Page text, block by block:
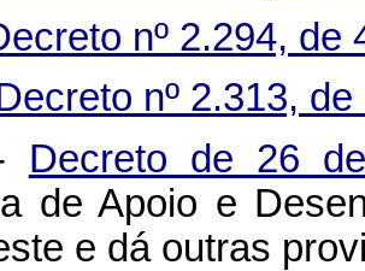
nº 2.294, de
nº 2.313,
Decreto de 26
de Apoio e
e dá outras